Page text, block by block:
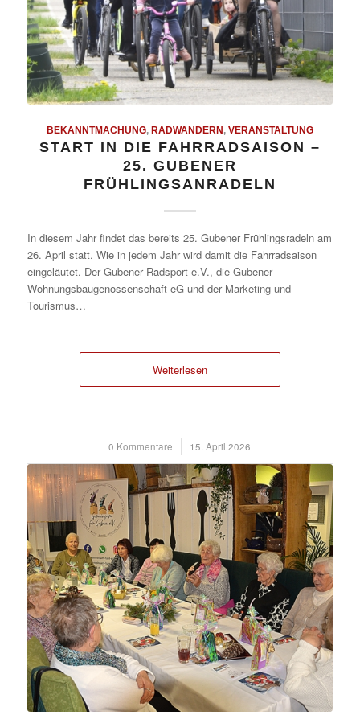
BEKANNTMACHUNG, RADWANDERN , VERANSTALTUNG
START IN DIE FAHRRADSAISON –
25. GUBENER
FRÜHLINGSANRADELN
In diesem Jahr findet das bereits 25. Gubener Frühlingsradeln am
26. April statt. Wie in jedem Jahr wird damit die Fahrradsaison
eingeläutet. Der Gubener Radsport e.V., die Gubener
Wohnungsbaugenossenschaft eG und der Marketing und
Tourismus…
Weiterlesen
0 Kommentare
/ 15. April 2026